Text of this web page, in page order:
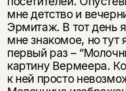
мне детство и
Эрмитаж. В тот день
мне знакомое, но тут
первый раз –
картину Вермеера.
к ней просто